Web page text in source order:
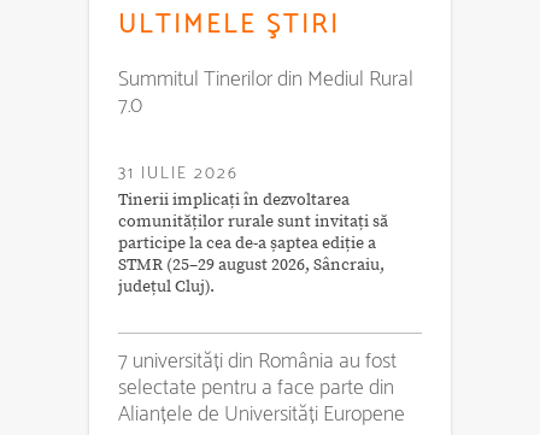
ULTIMELE ŞTIRI
Summitul Tinerilor din Mediul Rural
7.0
31 IULIE 2026
Tinerii implicați în dezvoltarea
comunităților rurale sunt invitați să
participe la cea de-a șaptea ediție a
STMR (25–29 august 2026, Sâncraiu,
județul Cluj).
7 universități din România au fost
selectate pentru a face parte din
Alianțele de Universități Europene